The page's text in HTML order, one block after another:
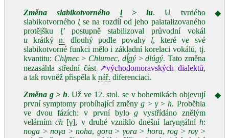
Změna slabikotvorného
l̥ > lu. U tvrdého
slabikotvorného l̥ se na rozdíl od jeho palatalizovaného
protějšku l̥’postupně stabilizoval průvodní vokál
u krátkýn. dlouhý podle povahy l̥, které ve své
slabikotvorné funkci mělo i základní korelaci vokálů, tj.
kvantitu: Chl̥mec> Chlumec, dĺ̥gý>dlúgý. Tato změna
nezasáhla střední část ↗východomoravských dialektů,
a tak rovněž přispěla k nář. diferenciaci.
Změna g > h. Už ve 12. stol. se v bohemikách objevují
první symptomy probíhající změnyg > γ>h. Proběhla
ve dvou fázích: v první bylog vystřídáno znělým
velárnímch [γ], v druhé vzniklo dnešní laryngální h:
noga >noγa >noha, gora> γora> hora,rog >roγ>
◆
◆